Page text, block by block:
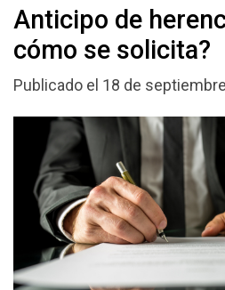
Anticipo de
cómo se solicita?
Publicado el 18 de